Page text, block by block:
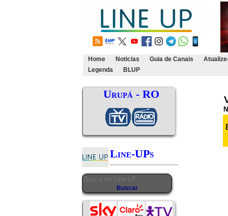
Home Noticias Guia de Canais
Legenda
BLUP
Urupá - RO
Line-UPs